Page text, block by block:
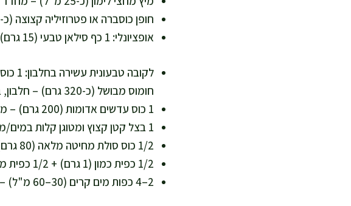
חופן כוסברה או פטרוזיליה קצוצה (כ-20 גרם) – ויטמין C וניחוח טרי
אופציונלי: 1 כף סילאן טבעי (15 גרם) – אם רוצים מתיקות עדינה במקום סוכר מעובד
חומוס מבושל (כ-320 גרם) – חלבון, ברזל וסיבים
1 כוס עדשים אדומות (200 גרם) – מתבשלות מהר ומייצבות מרקם
1 בצל קטן קצוץ ומטוגן קלות במים/מעט שמן (כ-120 גרם) – מתיקות טבעית
1/2 כוס סולת מחיטה מלאה (80 גרם) או קמח חומוס לגרסה ללא גלוטן (70 גרם) – מבנה לקובה
1/2 כפית כמון (1 גרם) + 1/2 כפית מלח (3 גרם) + פלפל שחור – תיבול פנימי
2–4 כפות מים קרים (30–60 מ"ל) – לפי הצורך ללישה נוחה